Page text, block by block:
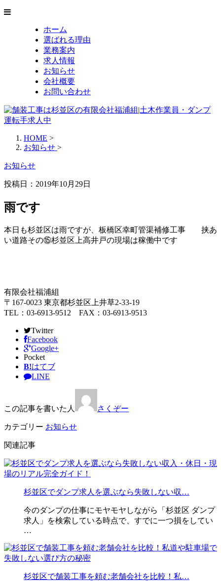
ホーム
選ばれる理由
業務案内
求人情報
お知らせ
会社概要
お問い合わせ
HOME >
お知らせ >
お知らせ
投稿日：2019年10月29日
雨です
本日も杉並区は雨ですが、板橋区幸町管渠補修工事 挟あ
い道路その⑮杉並区上高井戸の現場は稼働中です
有限会社福浦組
〒167-0023 東京都杉並区上井草2-33-19
TEL：03-6913-9512 FAX：03-6913-9513
Twitter
Facebook
Google+
Pocket
B!はてブ
LINE
この記事を書いた人 さくぞー
カテゴリー お知らせ
関連記事
杉並区でダンプ求人を選ぶなら失敗しない収…
今のダンプの仕事にモヤモヤしながら「杉並区 ダンプ
求人」を検索している時点で、すでに一つ損をしてい
…
杉並区で舗装工事を頼む老舗会社を比較！私…